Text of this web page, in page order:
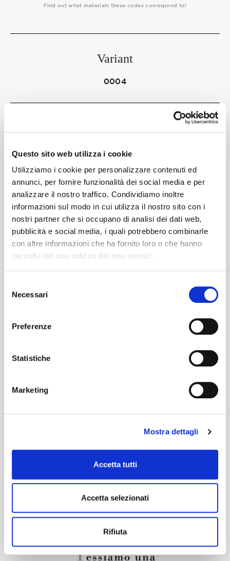
Questo sito web utilizza i cookie
Utilizziamo i cookie per personalizzare contenuti ed
annunci, per fornire funzionalità dei social media e per
analizzare il nostro traffico. Condividiamo inoltre
informazioni sul modo in cui utilizza il nostro sito con i
nostri partner che si occupano di analisi dei dati web,
pubblicità e social media, i quali potrebbero combinarle
con altre informazioni che ha fornito loro o che hanno
raccolto dal suo utilizzo dei loro servizi.
delNecessari
Preferenze
Statistiche
Marketing
Mostra dettagli
Accetta tutti
Accetta selezionati
Rifiuta
Find out what materials these codes correspond to!
Variant
0004
275 G/MLIN
Height
138/140 CM
Are you interested in this fabric?
CONTACT OUR FINANCIAL ADVISOR